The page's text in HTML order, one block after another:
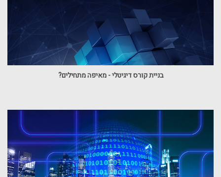
בניית קורס דיגיטלי - מאיפה מתחילים?